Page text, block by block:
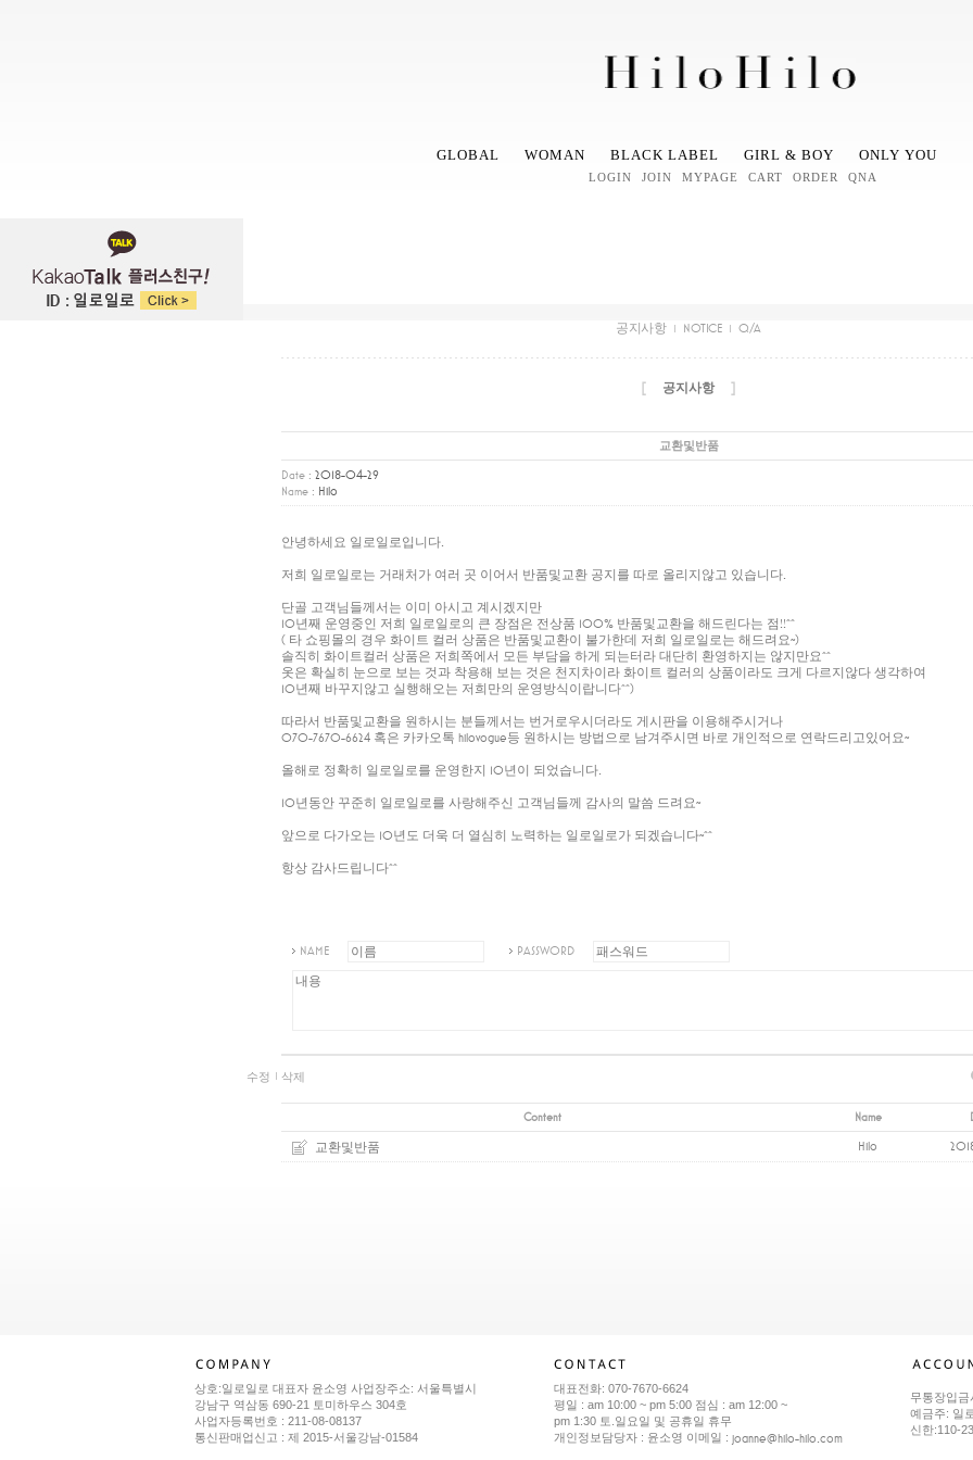
GLOBAL WOMAN BLACK LABEL GIRL & BOY ONLY YOU
LOGIN JOIN MYPAGE CART ORDER QNA
공지사항 NOTICE Q/A
[ 공지사항 ]
교환및반품
Date : 2018-04-29
Name : Hilo
안녕하세요 일로일로입니다.
저희 일로일로는 거래처가 여러 곳 이어서 반품및교환 공지를 따로 올리지않고 있습니다.
단골 고객님들께서는 이미 아시고 계시겠지만
10년째 운영중인 저희 일로일로의 큰 장점은 전상품 100% 반품및교환을 해드린다는 점!!^^
( 타 쇼핑몰의 경우 화이트 컬러 상품은 반품및교환이 불가한데 저희 일로일로는 해드려요~)
솔직히 화이트컬러 상품은 저희쪽에서 모든 부담을 하게 되는터라 대단히 환영하지는 않지만요^^
옷은 확실히 눈으로 보는 것과 착용해 보는 것은 천지차이라 화이트 컬러의 상품이라도 크게 다르지않다 생각하여
10년째 바꾸지않고 실행해오는 저희만의 운영방식이랍니다^^)
따라서 반품및교환을 원하시는 분들께서는 번거로우시더라도 게시판을 이용해주시거나
070-7670-6624 혹은 카카오톡 hilovogue등 원하시는 방법으로 남겨주시면 바로 개인적으로 연락드리고있어요~
올해로 정확히 일로일로를 운영한지 10년이 되었습니다.
10년동안 꾸준히 일로일로를 사랑해주신 고객님들께 감사의 말씀 드려요~
앞으로 다가오는 10년도 더욱 더 열심히 노력하는 일로일로가 되겠습니다~^^
항상 감사드립니다^^
NAME PASSWORD
수정 삭제
Content Name
교환및반품 Hilo
상호:일로일로 대표자 윤소영 사업장주소: 서울특별시
강남구 역삼동 690-21 토미하우스 304호
사업자등록번호 : 211-08-08137
통신판매업신고 : 제 2015-서울강남-01584
대표전화: 070-7670-6624
평일 : am 10:00 ~ pm 5:00 점심 : am 12:00 ~
pm 1:30 토.일요일 및 공휴일 휴무
개인정보담당자 : 윤소영 이메일 : joanne@hilo-hilo.com
무통장입금
예금주: 일
신한:110-